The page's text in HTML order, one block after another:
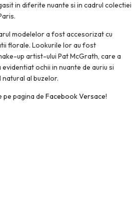
in diferite nuante si in cadrul colectiei
modelelor a fost accesorizat cu
florale. Lookurile lor au fost
up artist-ului Pat McGrath, care a
ochii in nuante de auriu si
al buzelor.
pe pagina de Facebook Versace!